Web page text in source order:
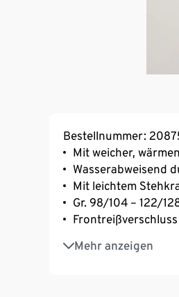
Bestellnummer:
Mit weicher,
Wasserabweisend
Mit leichtem
Gr. 98/104 – 122/
Mehr anzeigen
2 seitliche